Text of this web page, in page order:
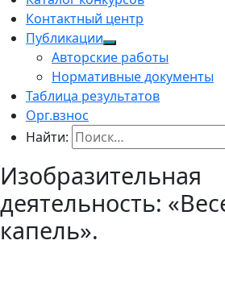
Контактный центр
Публикации
Авторские работы
Нормативные документы
Таблица результатов
Орг.взнос
Найти:
Изобразительная
деятельность:
капель».